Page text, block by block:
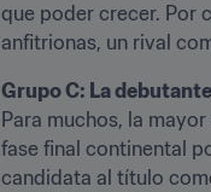
que poder crecer. Por
anfitrionas, un rival
Grupo C: La
Para muchos, la
fase final continental
candidata al título